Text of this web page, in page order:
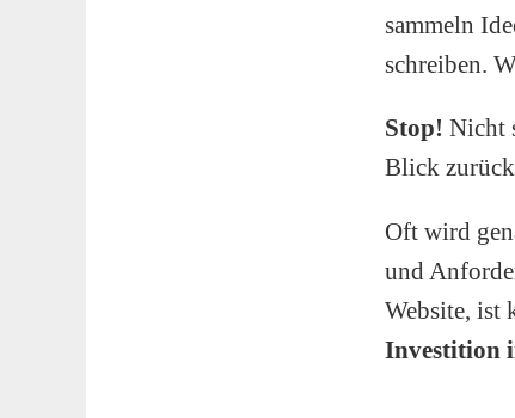
sammeln
schreiben.
Stop! Nicht
Blick
Oft wird
und
Website, ist
Investition